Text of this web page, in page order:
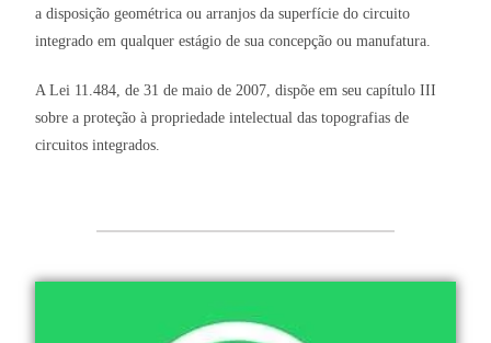
a disposição geométrica ou arranjos da superfície do circuito
integrado em qualquer estágio de sua concepção ou manufatura.
A Lei 11.484, de 31 de maio de 2007, dispõe em seu capítulo III
sobre a proteção à propriedade intelectual das topografias de
circuitos integrados.